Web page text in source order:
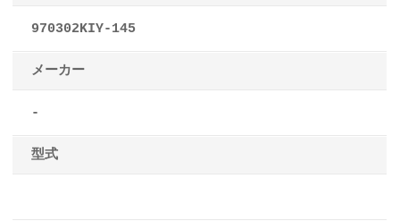
970302KIY-145
メーカー
-
型式